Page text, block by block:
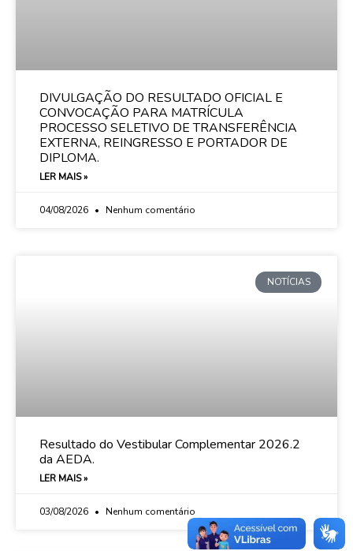
DIVULGAÇÃO DO RESULTADO OFICIAL E
CONVOCAÇÃO PARA MATRÍCULA
PROCESSO SELETIVO DE TRANSFERÊNCIA
EXTERNA, REINGRESSO E PORTADOR DE
DIPLOMA.
LER MAIS »
04/08/2026 Nenhum comentário
NOTÍCIAS
Resultado do Vestibular Complementar 2026.2
da AEDA.
LER MAIS »
03/08/2026 Nenhum comentário